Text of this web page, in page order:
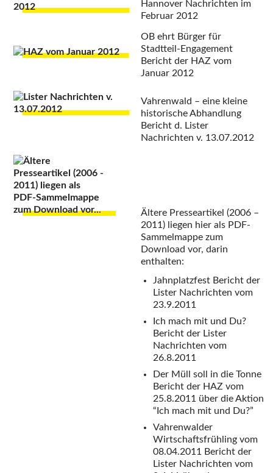
Hannover Nachrichten im
Februar 2012
OB ehrt Bürger für
Stadtteil-Engagement
Bericht der HAZ vom
Januar 2012
Vahrenwald – eine kleine
historische Abhandlung
Bericht d. Lister
Nachrichten v. 13.07.2012
Ältere Presseartikel (2006 –
2011) liegen hier als PDF-
Sammelmappe zum
Download vor, darin
enthalten:
Jahnplatzfest Bericht der
Lister Nachrichten vom
23.9.2011
Ich mach mit und Du?
Bericht der Lister
Nachrichten vom
26.8.2011
Der Müll soll in die Tonne
Bericht der HAZ vom
25.8.2011 über die Aktion
“Ich mach mit und Du?”
Vahrenwalder
Wirtschaftsfrühling vom
08.04.2011
Bericht der
Lister Nachrichten vom